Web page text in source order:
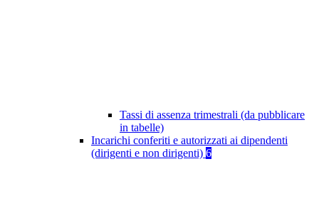
Tassi di assenza trimestrali (da pubblicare
in tabelle)
Incarichi conferiti e autorizzati ai dipendenti
(dirigenti e non dirigenti) 6